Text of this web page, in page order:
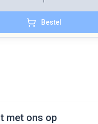
Bestel
met ons op